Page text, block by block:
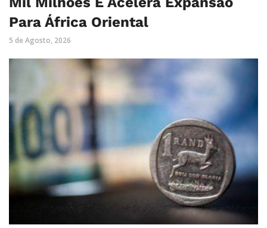
Para África Oriental
5 de Agosto, 2026